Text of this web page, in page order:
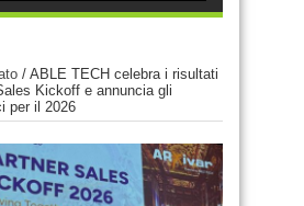
/ ABLE TECH celebra i risultati
Kickoff e annuncia gli
per il 2026